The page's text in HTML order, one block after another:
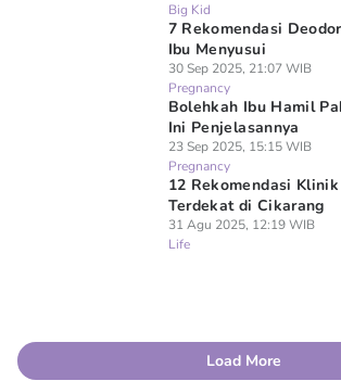
Big Kid
7 Rekomendasi
Ibu Menyusui
30 Sep 2025, 21:07 WIB
Pregnancy
Bolehkah Ibu Hamil
Ini Penjelasannya
23 Sep 2025, 15:15 WIB
Pregnancy
12 Rekomendasi
Terdekat di Cikarang
31 Agu 2025, 12:19 WIB
Life
Load More